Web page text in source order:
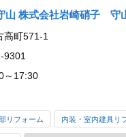
株式会社岩崎硝子 守
高町571-1
9301
～17:30
リフォーム 内装・室内建具リ